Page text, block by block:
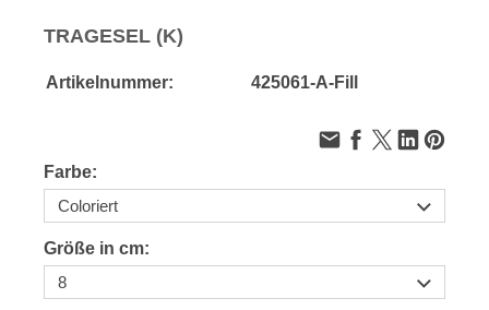
TRAGESEL (K)
Artikelnummer: 425061-A-Fill
Farbe:
Größe in cm: